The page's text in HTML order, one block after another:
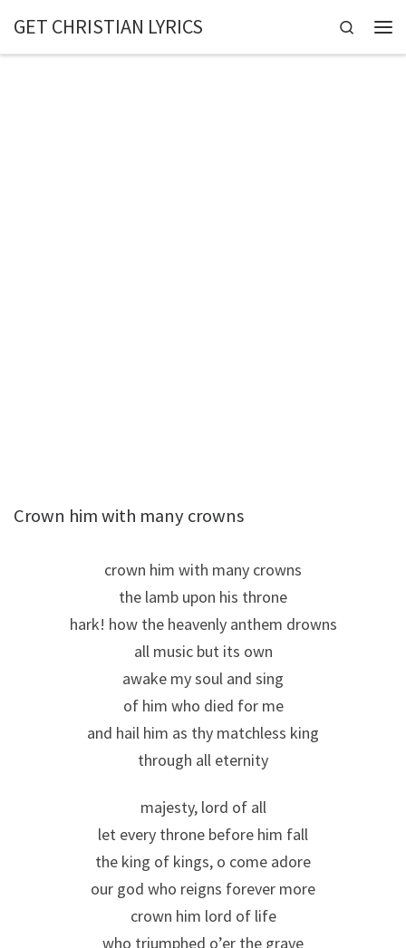
Skip to content
GET CHRISTIAN LYRICS Search
Crown him with many crowns
crown him with many crowns
the lamb upon his throne
hark! how the heavenly anthem drowns
all music but its own
awake my soul and sing
of him who died for me
and hail him as thy matchless king
through all eternity
majesty, lord of all
let every throne before him fall
the king of kings, o come adore
our god who reigns forever more
crown him lord of life
who triumphed o’er the grave